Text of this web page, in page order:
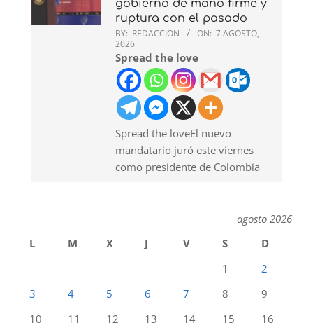
gobierno de mano firme y
ruptura con el pasado
BY: REDACCION ON: 7 AGOSTO,
2026
Spread the love
Spread the loveEl nuevo
mandatario juró este viernes
como presidente de Colombia
agosto 2026
L
M X J V S
D
1
2
3
4 5 6 7 8
9
10
11 12 13 14 15
16